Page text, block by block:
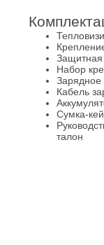
Защитная
Набор
Зарядное
Кабель
Сумка-
талон